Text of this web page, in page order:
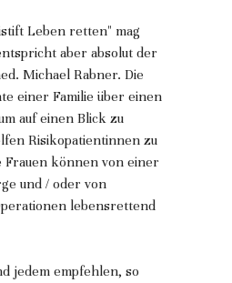
Leben retten" mag
aber absolut der
Michael Rabner. Die
einer Familie über einen
auf einen Blick zu
Risikopatientinnen zu
Frauen können von einer
und / oder von
lebensrettend
jedem empfehlen, so